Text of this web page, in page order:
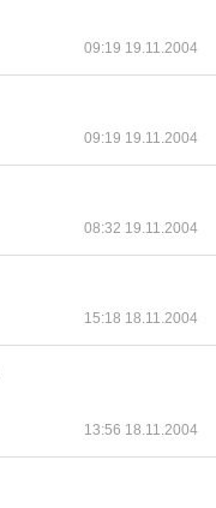
09:19 19.11.2004
09:19 19.11.2004
08:32 19.11.2004
15:18 18.11.2004
13:56 18.11.2004